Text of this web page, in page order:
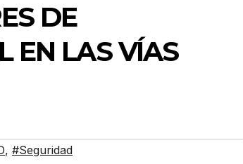
DE
EN LAS VÍAS
, #Seguridad